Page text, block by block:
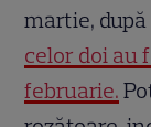
martie,
celor doi au
februarie.